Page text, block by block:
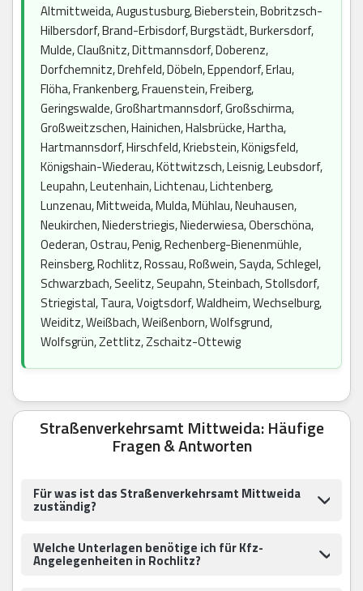
Altmittweida, Augustusburg, Bieberstein, Bobritzsch-
Hilbersdorf, Brand-Erbisdorf, Burgstädt, Burkersdorf,
Mulde, Claußnitz, Dittmannsdorf, Doberenz,
Dorfchemnitz, Drehfeld, Döbeln, Eppendorf, Erlau,
Flöha, Frankenberg, Frauenstein, Freiberg,
Geringswalde, Großhartmannsdorf, Großschirma,
Großweitzschen, Hainichen, Halsbrücke, Hartha,
Hartmannsdorf, Hirschfeld, Kriebstein, Königsfeld,
Königshain-Wiederau, Köttwitzsch, Leisnig, Leubsdorf,
Leupahn, Leutenhain, Lichtenau, Lichtenberg,
Lunzenau, Mittweida, Mulda, Mühlau, Neuhausen,
Neukirchen, Niederstriegis, Niederwiesa, Oberschöna,
Oederan, Ostrau, Penig, Rechenberg-Bienenmühle,
Reinsberg, Rochlitz, Rossau, Roßwein, Sayda, Schlegel,
Schwarzbach, Seelitz, Seupahn, Steinbach, Stollsdorf,
Striegistal, Taura, Voigtsdorf, Waldheim, Wechselburg,
Weiditz, Weißbach, Weißenborn, Wolfsgrund,
Wolfsgrün, Zettlitz, Zschaitz-Ottewig
Straßenverkehrsamt Mittweida: Häufige
Fragen & Antworten
Für was ist das Straßenverkehrsamt Mittweida
zuständig?
Welche Unterlagen benötige ich für Kfz-
Angelegenheiten in Rochlitz?